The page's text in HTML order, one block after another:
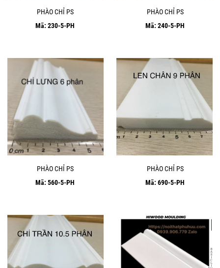
PHÀO CHỈ PS
Mã: 230-5-PH
PHÀO CHỈ PS
Mã: 240-5-PH
PHÀO CHỈ PS
Mã: 560-5-PH
PHÀO CHỈ PS
Mã: 690-5-PH